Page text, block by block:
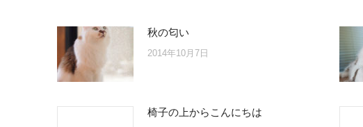
秋の匂い
2014年10月7日
椅子の上からこんにちは